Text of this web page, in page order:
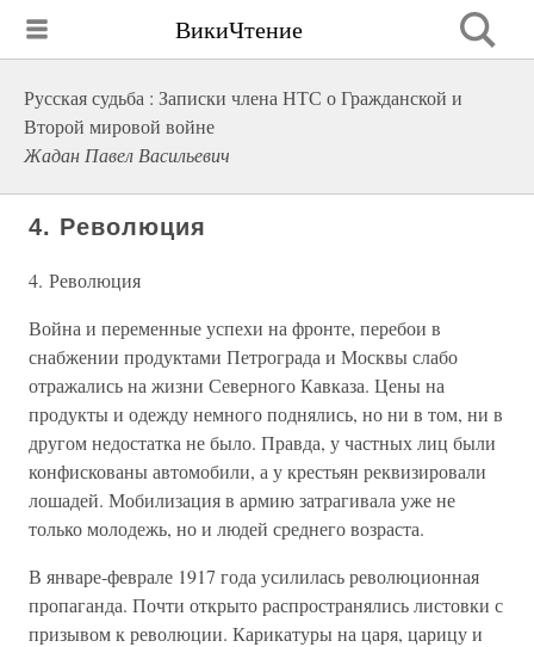
ВикиЧтение
Русская судьба : Записки члена НТС о Гражданской и
Второй мировой войне
Жадан Павел Васильевич
4. Революция
4. Революция
Война и переменные успехи на фронте, перебои в
снабжении продуктами Петрограда и Москвы слабо
отражались на жизни Северного Кавказа. Цены на
продукты и одежду немного поднялись, но ни в том, ни в
другом недостатка не было. Правда, у частных лиц были
конфискованы автомобили, а у крестьян реквизировали
лошадей. Мобилизация в армию затрагивала уже не
только молодежь, но и людей среднего возраста.
В январе-феврале 1917 года усилилась революционная
пропаганда. Почти открыто распространялись листовки с
призывом к революции. Карикатуры на царя, царицу и